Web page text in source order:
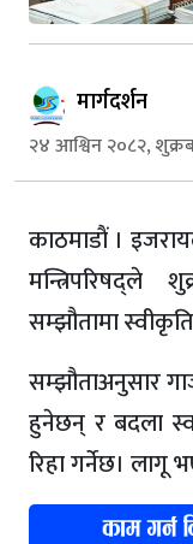
मार्गदर्शन
२४ आश्विन २०८२,
काठमाडाैं ।
मन्त्रिपरिषद्ले
सम्झौतामा
सम्झौताअनुसार
हुनेछन् र बदला
रिहा गर्नेछ। लागू